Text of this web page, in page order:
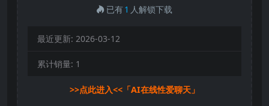
已有1 人解锁下载
最近更新: 2026-03-12
累计销量: 1
>>点此进入<<「AI在线性爱聊天」